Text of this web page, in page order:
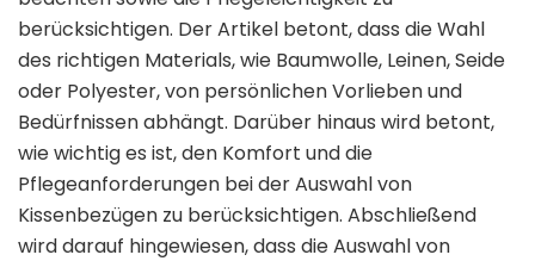
berücksichtigen. Der Artikel betont, dass die Wahl
des richtigen Materials, wie Baumwolle, Leinen, Seide
oder Polyester, von persönlichen Vorlieben und
Bedürfnissen abhängt. Darüber hinaus wird betont,
wie wichtig es ist, den Komfort und die
Pflegeanforderungen bei der Auswahl von
Kissenbezügen zu berücksichtigen. Abschließend
wird darauf hingewiesen, dass die Auswahl von